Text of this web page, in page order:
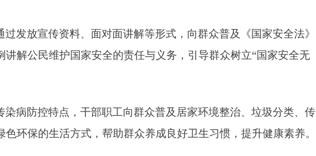
过发放宣传资料、面对面讲解等形式，向群众普及《国家安全法》
讲解公民维护国家安全的责任与义务，引导群众树立“国家安全无
染病防控特点，干部职工向群众普及居家环境整治、垃圾分类、传
环保的生活方式，帮助群众养成良好卫生习惯，提升健康素养。